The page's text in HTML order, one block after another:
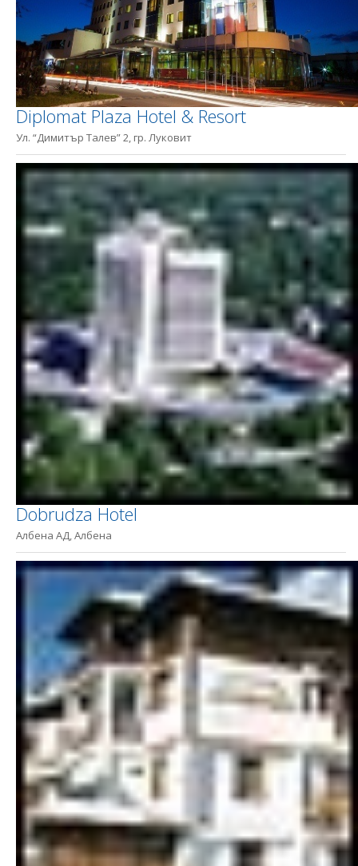
Diplomat Plaza Hotel & Resort
Ул. “Димитър Талев” 2, гр. Луковит
Dobrudza Hotel
Албена АД, Албена